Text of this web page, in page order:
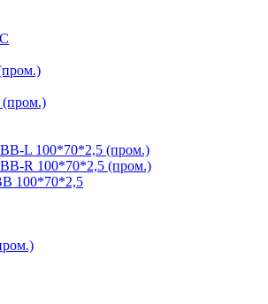
(пром.)
L 100*70*2,5 (пром.)
R 100*70*2,5 (пром.)
100*70*2,5